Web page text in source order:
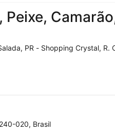
PR - Shopping Crystal, R.
020, Brasil